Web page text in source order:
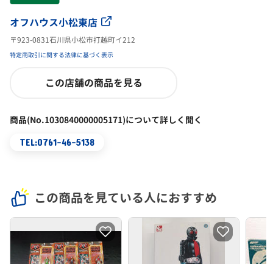
オフハウス小松東店
〒923-0831石川県小松市打越町イ212
特定商取引に関する法律に基づく表示
この店舗の商品を見る
商品(No.1030840000005171)について詳しく聞く
TEL:0761-46-5138
この商品を見ている人におすすめ